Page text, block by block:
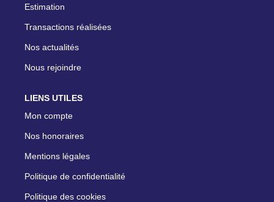
Estimation
Transactions réalisées
Nos actualités
Nous rejoindre
LIENS UTILES
Mon compte
Nos honoraires
Mentions légales
Politique de confidentialité
Politique des cookies